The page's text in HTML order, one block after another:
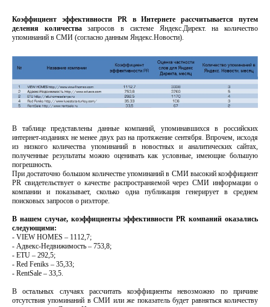
Коэффициент эффективности PR в Интернете рассчитывается путем
деления количествазапросов в системе Яндекс.Директ. на количество
упоминаний в СМИ (согласно данным Яндекс.Новости).
В таблице представлены данные компаний, упоминавшихся в российских
интернет-изданиях не менее двух раз на протяжение сентября. Впрочем, исходя
из низкого количества упоминаний в новостных и аналитических сайтах,
полученные результаты можно оценивать как условные, имеющие большую
погрешность.
При достаточно большом количестве упоминаний в СМИ высокий коэффициент
PR свидетельствует о качестве распространяемой через СМИ информации о
компании и показывает, сколько одна публикация генерирует в среднем
поисковых запросов о риэлторе.
В нашем случае, коэффициенты эффективности PR компаний оказались
следующими:
- VIEW HOMES – 1112,7;
- Адвекс-Недвижимость – 753,8;
- ETU – 292,5;
- Red Feniks – 35,33;
- RentSale – 33,5.
В остальных случаях рассчитать коэффициенты невозможно по причине
отсутствия упоминаний в СМИ или же показатель будет равняться количеству